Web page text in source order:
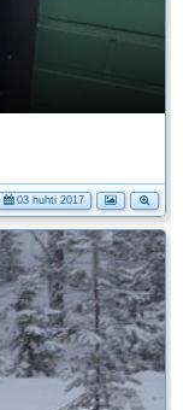
03 huhti 2017